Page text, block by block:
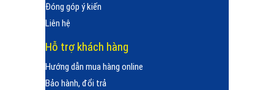
Đóng góp ý kiến
Liên hệ
Hỗ trợ khách hàng
Hướng dẫn mua hàng online
Bảo hành, đổi trả